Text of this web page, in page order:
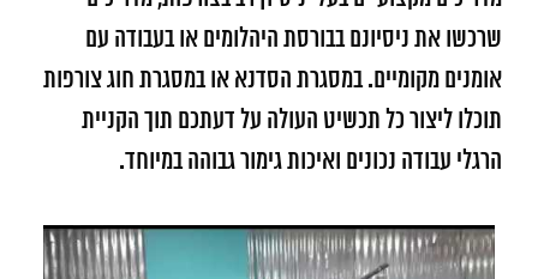
שרכשו את ניסיונם בבורסת היהלומים או בעבודה עם
אומנים מקומיים. במסגרת הסדנא או במסגרת חוג צורפות
תוכלו ליצור כל תכשיט העולה על דעתכם תוך הקניית
הרגלי עבודה נכונים ואיכות גימור גבוהה במיוחד.